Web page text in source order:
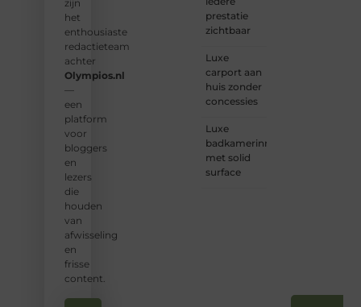
zijn
het
enthousiaste
redactieteam
achter
Olympios.nl
—
een
platform
voor
bloggers
en
lezers
die
houden
van
afwisseling
en
frisse
content.
prestatie
zichtbaar
Luxe
carport aan
huis zonder
concessies
Luxe
badkamerinrichting
met solid
surface